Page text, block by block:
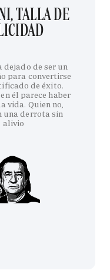
TALLA DE
dejado de ser un
para convertirse
de éxito.
él parece haber
vida. Quien no,
una derrota sin
alivio